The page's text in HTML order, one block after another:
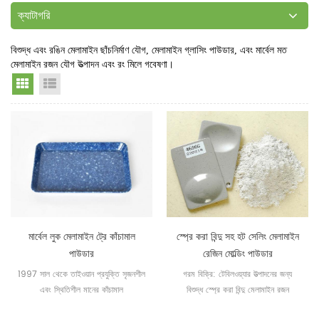
ক্যাটাগরি
বিশুদ্ধ এবং রঙিন মেলামাইন ছাঁচনির্মাণ যৌগ, মেলামাইন গ্লাসিং পাউডার, এবং মার্বেল মত
মেলামাইন রজন যৌগ উত্পাদন এবং রং মিলে গবেষণা।
Grid View
মার্বেল লুক মেলামাইন ট্রে কাঁচামাল
পাউডার
1997 সাল থেকে তাইওয়ান প্রযুক্তি সৃজনশীল
এবং স্থিতিশীল মানের কাঁচামাল
স্প্রে করা বিন্দু সহ হট সেলিং মেলামাইন
রেজিন মোল্ডিং পাউডার
গরম বিক্রি: টেবিলওয়্যার উত্পাদনের জন্য
বিশুদ্ধ স্প্রে করা বিন্দু মেলামাইন রজন